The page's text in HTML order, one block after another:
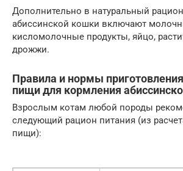
Дополнительно в натуральный
абиссинской кошки включают
кисломолочные продукты, яйцо,
дрожжи.
Правила и нормы
пищи для кормления
Взрослым котам любой породы
следующий рацион питания (из
пищи):